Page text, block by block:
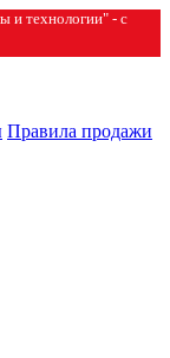
и технологии" - с
Правила продажи